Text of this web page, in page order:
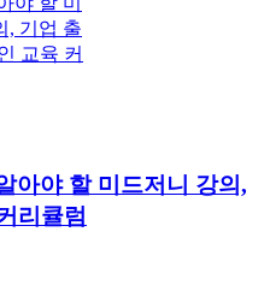
아야 할 미드저니 강의,
리큘럼